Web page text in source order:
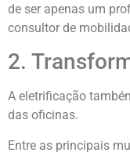
de ser apenas um
consultor de
2.
A eletrificação
das oficinas.
Entre as principais